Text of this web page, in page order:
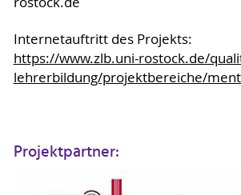
Internetauftritt des Projekts:
https://www.zlb.uni-rostock.de/
lehrerbildung/projektbereiche/
Projektpartner: